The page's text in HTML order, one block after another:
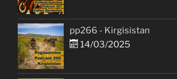
pp266 - Kirgisistan
14/03/2025